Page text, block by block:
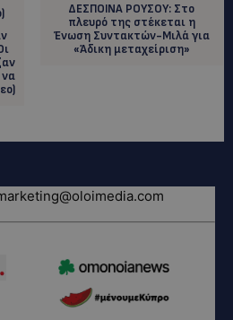
ΔΕΣΠΟΙΝΑ ΡΟΥΣΟΥ: Στο
πλευρό της στέκεται η
Ένωση Συντακτών-Μιλά για
«Άδικη μεταχείριση»